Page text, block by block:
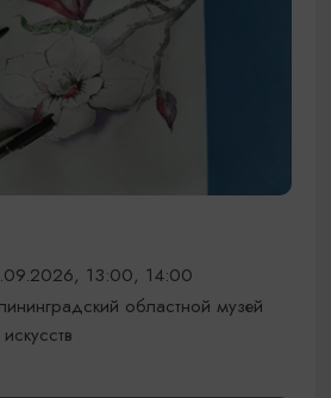
13:00, 14:00
областной музей